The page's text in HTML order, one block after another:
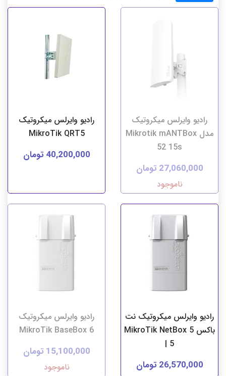
رادیو وایرلس میکروتیک
مدل Mikrotik mANTBox
52 15s
27,060,000 تومان
ناموجود
رادیو وایرلس میکروتیک
MikroTik QRT5
40,200,000 تومان
رادیو وایرلس میکروتیک نت
باکس MikroTik NetBox 5
| 5
26,570,000 تومان
رادیو وایرلس میکروتیک
MikroTik BaseBox 6
15,100,000 تومان
ناموجود